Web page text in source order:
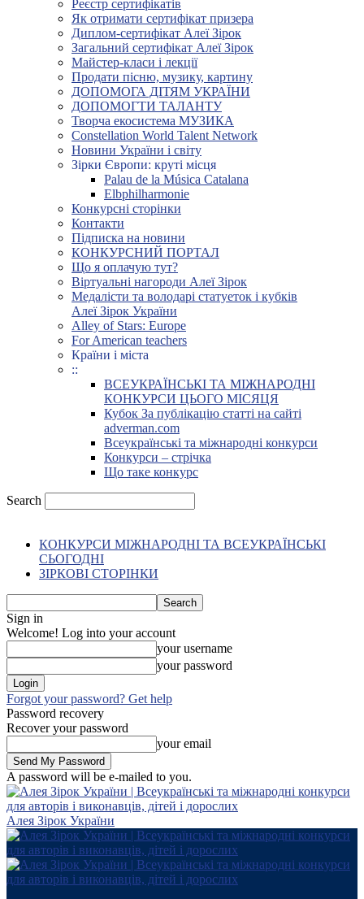
Реєстр сертифікатів
Як отримати сертифікат призера
Диплом-сертифікат Алеї Зірок
Загальний сертифікат Алеї Зірок
Майстер-класи і лекції
Продати пісню, музику, картину
ДОПОМОГА ДІТЯМ УКРАЇНИ
ДОПОМОГТИ ТАЛАНТУ
Творча екосистема МУЗИКА
Constellation World Talent Network
Новини України і світу
Зірки Європи: круті місця
Palau de la Música Catalana
Elbphilharmonie
Конкурсні сторінки
Контакти
Підписка на новини
КОНКУРСНИЙ ПОРТАЛ
Що я оплачую тут?
Віртуальні нагороди Алеї Зірок
Медалісти та володарі статуеток і кубків
Алеї Зірок України
Alley of Stars: Europe
For American teachers
Країни і міста
::
ВСЕУКРАЇНСЬКІ ТА МІЖНАРОДНІ
КОНКУРСИ ЦЬОГО МІСЯЦЯ
Кубок За публікацію статті на сайті
adverman.com
Всеукраїнські та міжнародні конкурси
Конкурси – стрічка
Що таке конкурс
Search
КОНКУРСИ МІЖНАРОДНІ ТА ВСЕУКРАЇНСЬКІ
СЬОГОДНІ
ЗІРКОВІ СТОРІНКИ
Sign in
Welcome! Log into your account
your username
your password
Forgot your password? Get help
Password recovery
Recover your password
your email
A password will be e-mailed to you.
Алея Зірок України